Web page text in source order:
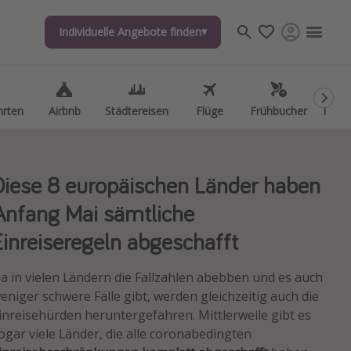
Individuelle Angebote finden
Airbnb Städtereisen Flüge Frühbucher
Individuelle Angebote finden
Airbnb Städtereisen Flüge Frühbucher
8 europäischen Länder haben
Mai sämtliche
abgeschafft
in vielen Ländern die Fallzahlen abebben und es auch
schwere Fälle gibt, werden gleichzeitig auch die
heruntergefahren. Mittlerweile gibt es
viele Länder, die alle coronabedingten